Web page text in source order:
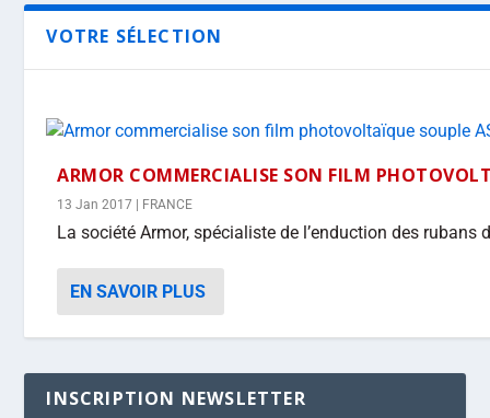
VOTRE SÉLECTION
ARMOR COMMERCIALISE SON FILM
13 Jan 2017 FRANCE
La société Armor, spécialiste de l’enduction des rubans
EN SAVOIR PLUS
INSCRIPTION NEWSLETTER